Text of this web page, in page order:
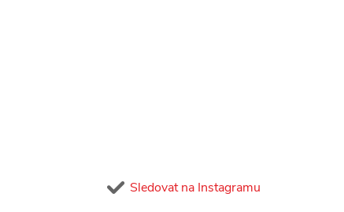
Sledovat na Instagramu